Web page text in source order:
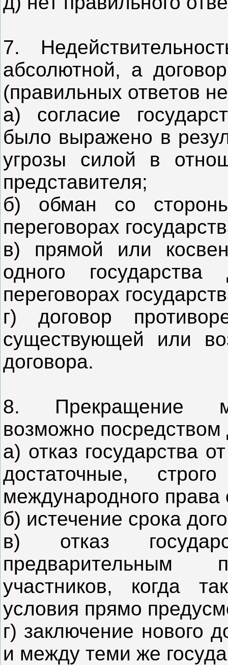
7.
абсолютной, а
(правильных ответов
а) согласие
было выражено в
угрозы силой в
представителя;
б) обман со
переговорах
в) прямой или
одного
переговорах
г) договор
существующей или
договора.
8. Прекращение
возможно посредством
а) отказ государства
достаточные,
международного права
б) истечение срока
в) отказ
предварительным
участников, когда
условия прямо
г) заключение нового
и между теми же